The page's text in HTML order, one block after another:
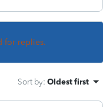
for replies.
Sort by: Oldest first